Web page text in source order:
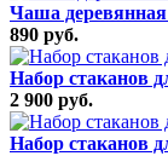
Чаша деревянная
890 руб.
Набор стаканов
2 900 руб.
Набор стаканов